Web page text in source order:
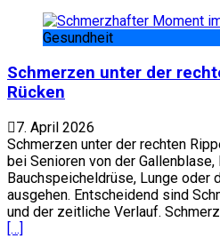
Gesundheit
Schmerzen unter der
Rücken
7. April 2026
Schmerzen unter der rechten
bei Senioren von der Gallenblase,
Bauchspeicheldrüse, Lunge oder
ausgehen. Entscheidend sind
und der zeitliche Verlauf.
[…]